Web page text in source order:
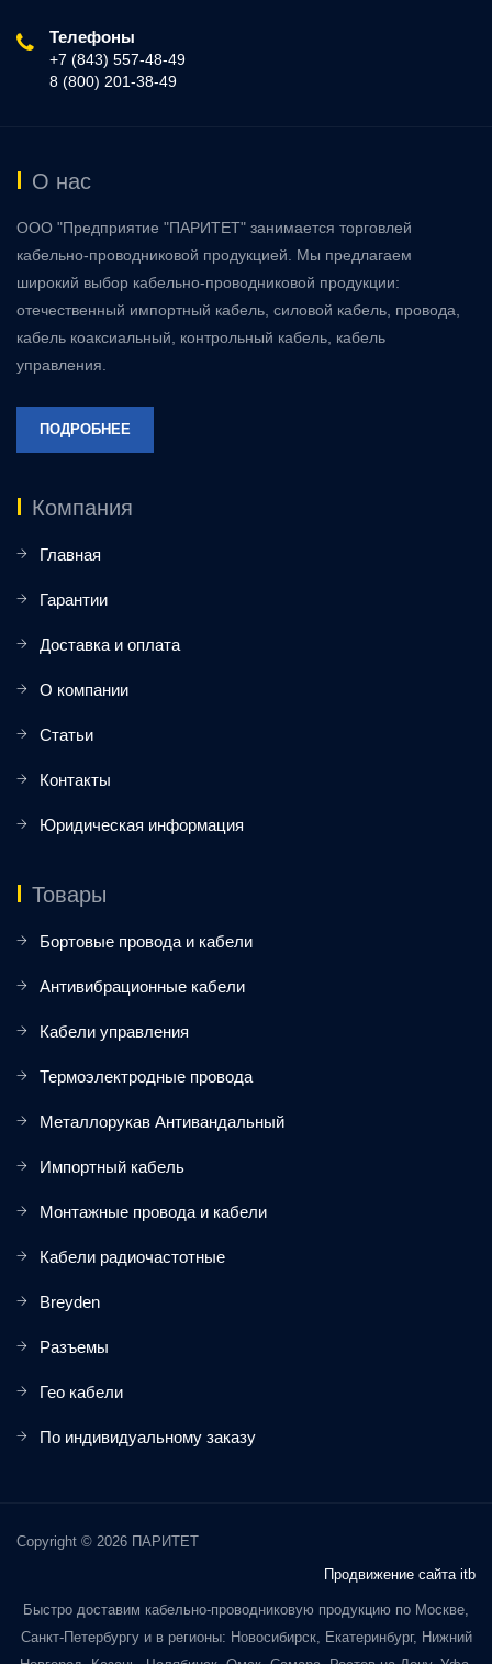
Телефоны
+7 (843) 557-48-49
8 (800) 201-38-49
О нас
ООО "Предприятие "ПАРИТЕТ" занимается торговлей
кабельно-проводниковой продукцией. Мы предлагаем
широкий выбор кабельно-проводниковой продукции:
отечественный импортный кабель, силовой кабель, провода,
кабель коаксиальный, контрольный кабель, кабель
управления.
ПОДРОБНЕЕ
Компания
Главная
Гарантии
Доставка и оплата
О компании
Статьи
Контакты
Юридическая информация
Товары
Бортовые провода и кабели
Антивибрационные кабели
Кабели управления
Термоэлектродные провода
Металлорукав Антивандальный
Импортный кабель
Монтажные провода и кабели
Кабели радиочастотные
Breyden
Разъемы
Гео кабели
По индивидуальному заказу
Copyright © 2026 ПАРИТЕТ
Продвижение сайта itb
Быстро доставим кабельно-проводниковую продукцию по Москве,
Санкт-Петербургу и в регионы: Новосибирск, Екатеринбург, Нижний